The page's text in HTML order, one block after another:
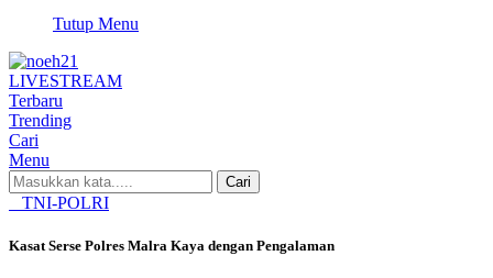
Tutup Menu
LIVESTREAM
Terbaru
Trending
Cari
Menu
Cari
TNI-POLRI
Kasat Serse Polres Malra Kaya dengan Pengalaman